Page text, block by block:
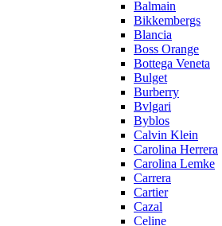
Balmain
Bikkembergs
Blancia
Boss Orange
Bottega Veneta
Bulget
Burberry
Bvlgari
Byblos
Calvin Klein
Carolina Herrera
Carolina Lemke
Carrera
Cartier
Cazal
Celine